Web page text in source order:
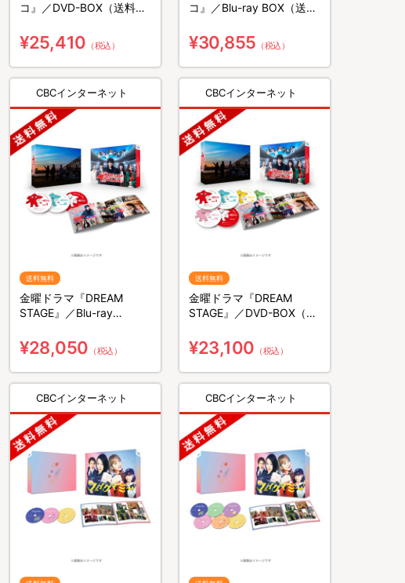
コ』／DVD-BOX（送料無
¥25,410 （税込）
コ』／Blu-ray BOX（送料
¥30,855 （税込）
CBCインターネット
送料無料
金曜ドラマ『DREAM
STAGE』／Blu-ray
¥28,050 （税込）
CBCインターネット
送料無料
金曜ドラマ『DREAM
STAGE』／DVD-BOX（送
¥23,100 （税込）
CBCインターネット CBCインターネット